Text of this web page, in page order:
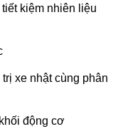
kiệm nhiên liệu
xe nhật cùng phân
động cơ